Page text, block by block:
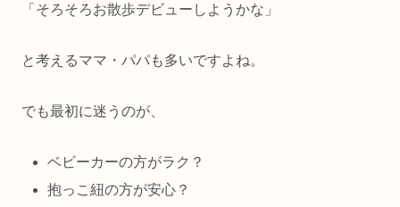
「そろそろお散歩デビューしようかな」
と考えるママ・パパも多いですよね。
でも最初に迷うのが、
ベビーカーの方がラク？
抱っこ紐の方が安心？